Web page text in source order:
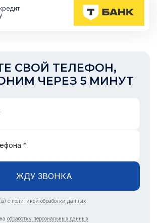
СВОЙ ТЕЛЕФОН,
ЧЕРЕЗ 5 МИНУТ
*
ЖДУ ЗВОНКА
с политикой обработки данных
обработку персональных данных